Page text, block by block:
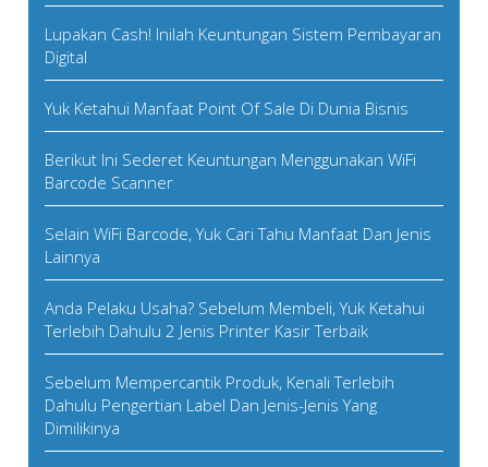
Lupakan Cash! Inilah Keuntungan Sistem Pembayaran
Digital
Yuk Ketahui Manfaat Point Of Sale Di Dunia Bisnis
Berikut Ini Sederet Keuntungan Menggunakan WiFi
Barcode Scanner
Selain WiFi Barcode, Yuk Cari Tahu Manfaat Dan Jenis
Lainnya
Anda Pelaku Usaha? Sebelum Membeli, Yuk Ketahui
Terlebih Dahulu 2 Jenis Printer Kasir Terbaik
Sebelum Mempercantik Produk, Kenali Terlebih
Dahulu Pengertian Label Dan Jenis-Jenis Yang
Dimilikinya